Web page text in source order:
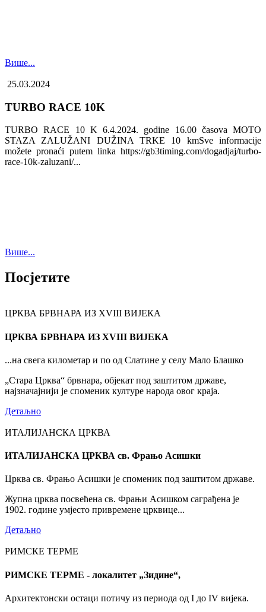
Више...
25.03.2024
TURBO RACE 10K
TURBO RACE 10 K 6.4.2024. godine 16.00 časova MOTO
STAZA ZALUŽANI DUŽINA TRKE 10 kmSve informacije
možete pronaći putem linka https://gb3timing.com/dogadjaj/turbo-
race-10k-zaluzani/...
Више...
Посјетите
ЦРКВА БРВНАРА ИЗ XVIII ВИЈЕКА
ЦРКВА БРВНАРА ИЗ XVIII ВИЈЕКА
...на свега километар и по од Слатине у селу Мало Блашко
„Стара Црква“ брвнара, објекат под заштитом државе,
најзначајнији је споменик културе народа овог краја.
Детаљно
ИТАЛИЈАНСКА ЦРКВА
ИТАЛИЈАНСКА ЦРКВА св. Фрањо Асишки
Црква св. Фрањо Асишки је споменик под заштитом државе.
Жупна црква посвећена св. Фрањи Асишком саграђена је
1902. године умјесто привремене црквице...
Детаљно
РИМСКЕ ТЕРМЕ
РИМСКЕ ТЕРМЕ - локалитет „Зидине“,
Архитектонски остаци потичу из периода од I до IV вијека.